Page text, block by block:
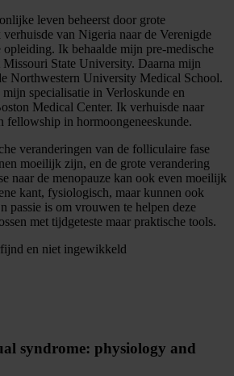
leven beheerst door grote
van Nigeria naar de Verenigde
Ik behaalde mijn pre-medische
Missouri State University. Daarna mijn
Northwestern University Medical School.
specialisatie in Verloskunde en
Medical Center. Ik verhuisde naar
fellowship in hormoongeneeskunde.
veranderingen van de folliculaire fase
moeilijk zijn, en de grote verandering
naar de menopauze kan ook even moeilijk
kant, fysiologisch, maar kunnen ook
passie is om vrouwen te helpen deze
met tijdgeteste maar praktische tools.
en niet ingewikkeld
syndrome: physiology and